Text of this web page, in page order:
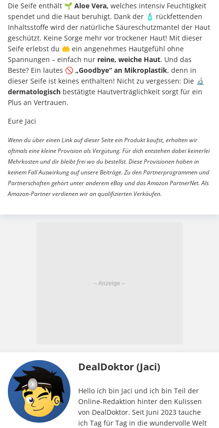
Die Seife enthält 🌱 Aloe Vera, welches intensiv Feuchtigkeit
spendet und die Haut beruhigt. Dank der 🧴 rückfettenden
Inhaltsstoffe wird der natürliche Säureschutzmantel der Haut
geschützt. Keine Sorge mehr vor trockener Haut! Mit dieser
Seife erlebst du 🤲 ein angenehmes Hautgefühl ohne
Spannungen – einfach nur reine, weiche Haut. Und das
Beste? Ein lautes 🚫 „Goodbye“ an Mikroplastik, denn in
dieser Seife ist keines enthalten! Nicht zu vergessen: Die 🔬
dermatologisch bestätigte Hautverträglichkeit sorgt für ein
Plus an Vertrauen.
Eure Jaci
Wenn du über einen Link auf dieser Seite ein Produkt kaufst, erhalten wir
oftmals eine kleine Provision als Vergütung. Für dich entstehen dabei keinerlei
Mehrkosten und dir bleibt frei wo du bestellst. Diese Provisionen haben in
keinem Fall Auswirkung auf unsere Beiträge. Zu den Partnerprogrammen und
Partnerschaften gehört unter anderem eBay und das Amazon PartnerNet. Als
Amazon-Partner verdienen wir an qualifizierten Verkäufen.
DealDoktor (Jaci)
Hello ich bin Jaci und ich bin Teil der
Online-Redaktion hinter den Kulissen
von DealDoktor. Seit Juni 2023 tauche
ich Tag für Tag in die wundervolle Welt